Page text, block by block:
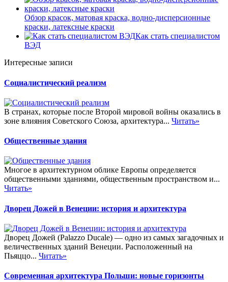
Обзор красок, матовая краска, водно-дисперсионные
краски, латексные краски
Как стать специалистом
ВЭД
Интересные записи
Социалистический реализм
В странах, которые после Второй мировой войны оказались в
зоне влияния Советского Союза, архитектура... Читать»
Общественные здания
Многое в архитектурном облике Европы определяется
общественными зданиями, общественным пространством и...
Читать»
Дворец Дожей в Венеции: история и архитектура
Дворец Дожей (Palazzo Ducale) — одно из самых загадочных и
величественных зданий Венеции. Расположенный на
Пьяццо... Читать»
Современная архитектура Польши: новые горизонты